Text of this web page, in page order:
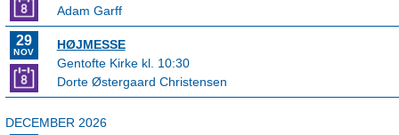
Adam Garff
29
NOV
HØJMESSE
Gentofte Kirke kl. 10:30
Dorte Østergaard Christensen
DECEMBER 2026